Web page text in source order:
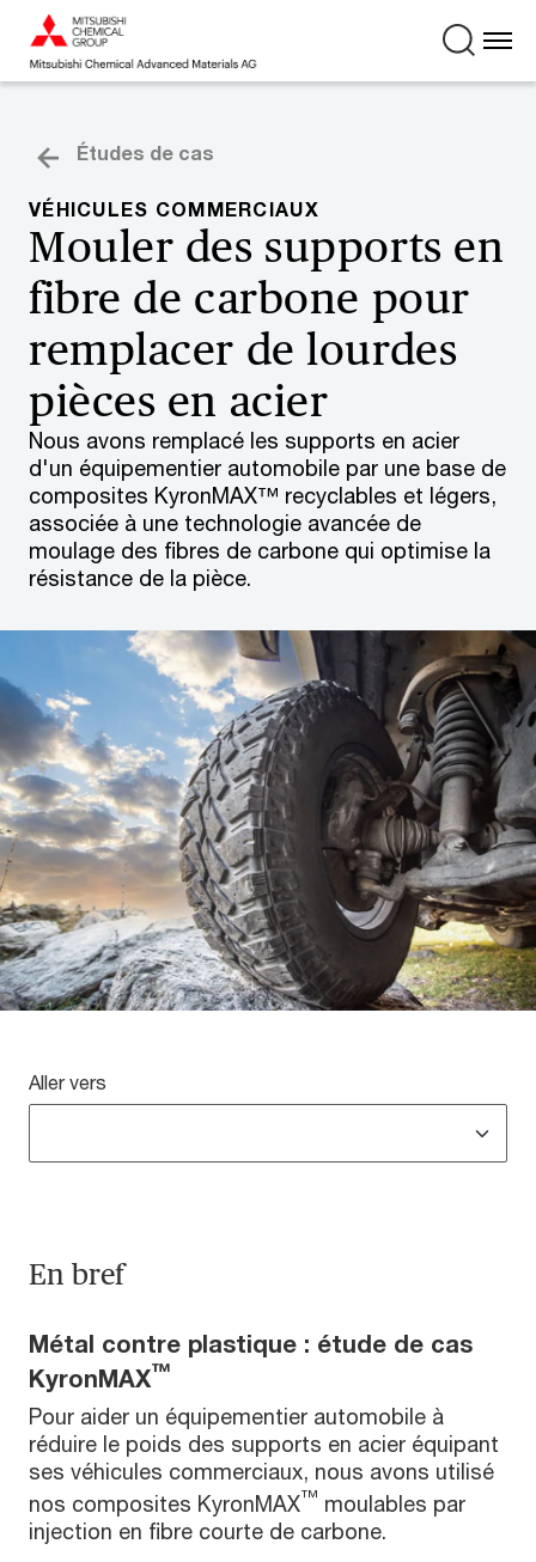
Études de cas
VÉHICULES COMMERCIAUX
Mouler des supports en
fibre de carbone pour
remplacer de lourdes
pièces en acier
Nous avons remplacé les supports en acier
d'un équipementier automobile par une base de
composites KyronMAX™ recyclables et légers,
associée à une technologie avancée de
moulage des fibres de carbone qui optimise la
résistance de la pièce.
Aller vers
En bref
Métal contre plastique : étude de cas
KyronMAX™
Pour aider un équipementier automobile à
réduire le poids des supports en acier équipant
ses véhicules commerciaux, nous avons utilisé
nos composites KyronMAX™ moulables par
injection en fibre courte de carbone.